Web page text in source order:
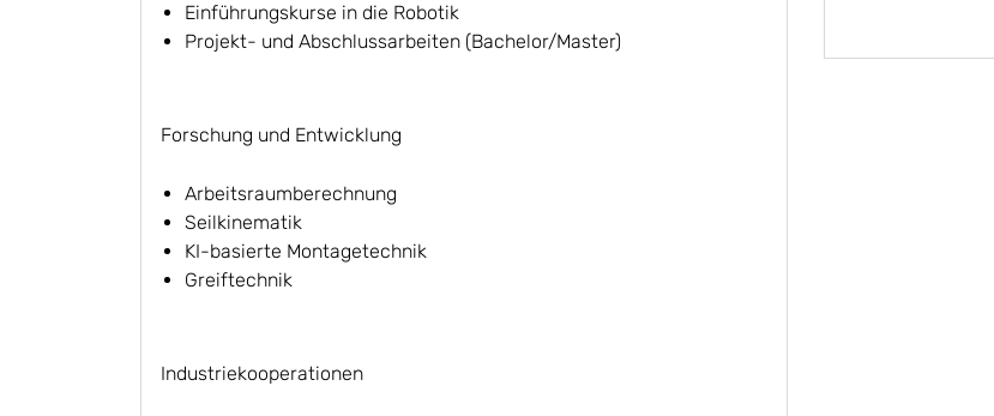
Einführungskurse in die Robotik
Projekt- und Abschlussarbeiten (Bachelor/Master)
Forschung und Entwicklung
Arbeitsraumberechnung
Seilkinematik
KI-basierte Montagetechnik
Greiftechnik
Industriekooperationen